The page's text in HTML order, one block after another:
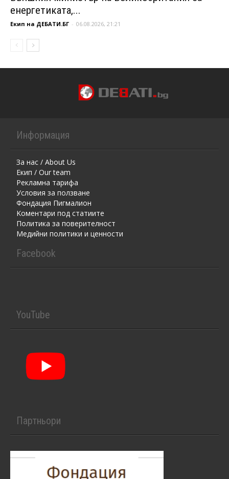
енергетиката,...
Екип на ДЕБАТИ.БГ - 06.08.2026, 21:21
Информация
За нас / About Us
Екип / Our team
Рекламна тарифа
Условия за ползване
Фондация Пигмалион
Kоментaри под статиите
Политика за поверителност
Медийни политики и ценности
Facebook
YouTube
Партньори